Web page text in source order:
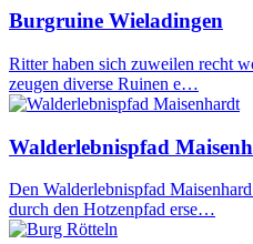
Burgruine Wieladingen
Ritter haben sich zuweilen recht
zeugen diverse Ruinen e…
Walderlebnispfad
Den Walderlebnispfad
durch den Hotzenpfad erse…